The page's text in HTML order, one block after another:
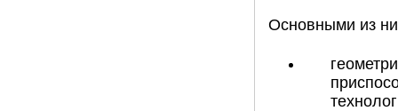
Основными из